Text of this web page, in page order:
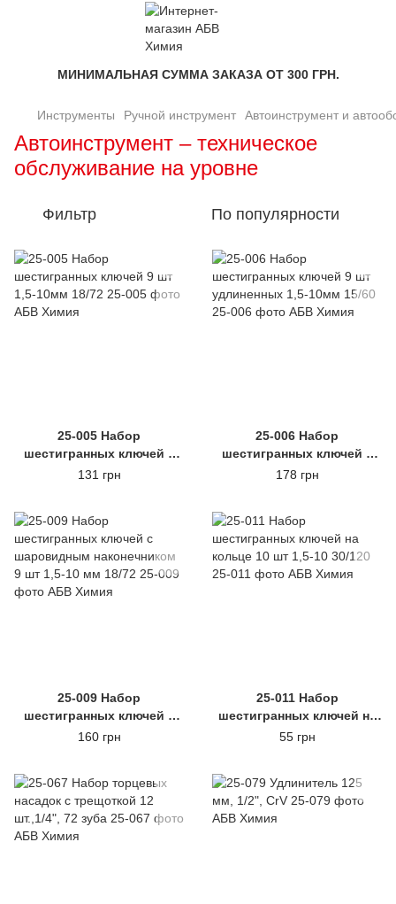
МИНИМАЛЬНАЯ СУММА ЗАКАЗА ОТ 300 ГРН.
Инструменты Ручной инструмент Автоинструмент и
Автоинструмент – техническое
обслуживание на уровне
Фильтр По популярности
25-005 Набор
шестигранных ключей 9
шт 1,5-10мм 18/72
131 грн
25-006 Набор
шестигранных ключей 9
шт удлиненных 1,5-10мм
178 грн
25-009 Набор
шестигранных ключей с
шаровидным
160 грн
25-011 Набор
шестигранных ключей на
кольце 10 шт 1,5-10 30/120
55 грн